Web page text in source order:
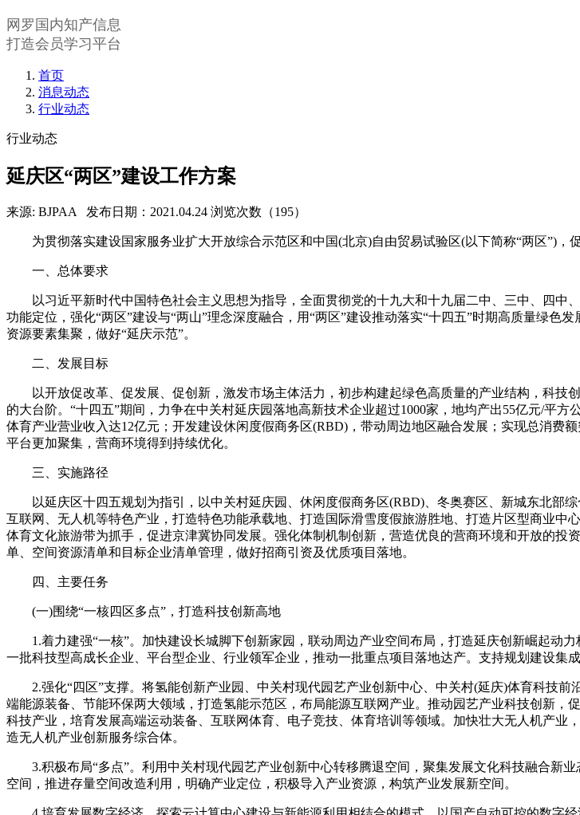
网罗国内知产信息
打造会员学习平台
首页
消息动态
行业动态
行业动态
延庆区“两区”建设工作方案
来源: BJPAA 发布日期：2021.04.24 浏览次数（195）
为贯彻落实建设国家服务业扩大开放综合示范区和中国(北京)自由贸易试验区(以下简称“两区”)，
一、总体要求
以习近平新时代中国特色社会主义思想为指导，全面贯彻党的十九大和十九届二中、三中、四中
功能定位，强化“两区”建设与“两山”理念深度融合，用“两区”建设推动落实“十四五”时期高质量绿
资源要素集聚，做好“延庆示范”。
二、发展目标
以开放促改革、促发展、促创新，激发市场主体活力，初步构建起绿色高质量的产业结构，科技
的大台阶。“十四五”期间，力争在中关村延庆园落地高新技术企业超过1000家，地均产出55亿元/平
体育产业营业收入达12亿元；开发建设休闲度假商务区(RBD)，带动周边地区融合发展；实现总消费
平台更加聚集，营商环境得到持续优化。
三、实施路径
以延庆区十四五规划为指引，以中关村延庆园、休闲度假商务区(RBD)、冬奥赛区、新城东北部
互联网、无人机等特色产业，打造特色功能承载地、打造国际滑雪度假旅游胜地、打造片区型商业
体育文化旅游带为抓手，促进京津冀协同发展。强化体制机制创新，营造优良的营商环境和开放的
单、空间资源清单和目标企业清单管理，做好招商引资及优质项目落地。
四、主要任务
(一)围绕“一核四区多点”，打造科技创新高地
1.着力建强“一核”。加快建设长城脚下创新家园，联动周边产业空间布局，打造延庆创新崛起动
一批科技型高成长企业、平台型企业、行业领军企业，推动一批重点项目落地达产。支持规划建设集
2.强化“四区”支撑。将氢能创新产业园、中关村现代园艺产业创新中心、中关村(延庆)体育科技前
端能源装备、节能环保两大领域，打造氢能示范区，布局能源互联网产业。推动园艺产业科技创新
科技产业，培育发展高端运动装备、互联网体育、电子竞技、体育培训等领域。加快壮大无人机产
造无人机产业创新服务综合体。
3.积极布局“多点”。利用中关村现代园艺产业创新中心转移腾退空间，聚集发展文化科技融合新
空间，推进存量空间改造利用，明确产业定位，积极导入产业资源，构筑产业发展新空间。